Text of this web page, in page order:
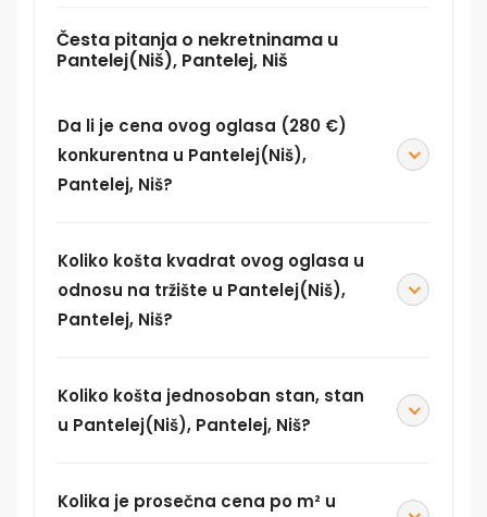
Česta pitanja o nekretninama u
Pantelej(Niš), Pantelej, Niš
Da li je cena ovog oglasa (280 €)
konkurentna u Pantelej(Niš),
Pantelej, Niš?
Koliko košta kvadrat ovog oglasa u
odnosu na tržište u Pantelej(Niš),
Pantelej, Niš?
Koliko košta jednosoban stan, stan
u Pantelej(Niš), Pantelej, Niš?
Kolika je prosečna cena po m² u